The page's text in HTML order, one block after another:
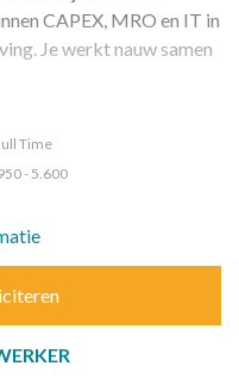
CAPEX, MRO en IT in
Je werkt nauw samen
Time
- 5.600